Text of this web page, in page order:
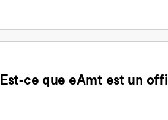
Est-ce que eAmt est un